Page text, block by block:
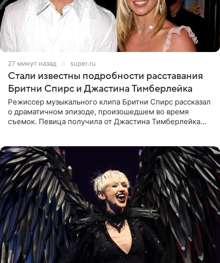
27 минут назад super.ru
Стали известны подробности расставания
Бритни Спирс и Джастина Тимберлейка
Режиссер музыкального клипа Бритни Спирс рассказал
о драматичном эпизоде, произошедшем во время
съемок. Певица получила от Джастина Тимберлейка